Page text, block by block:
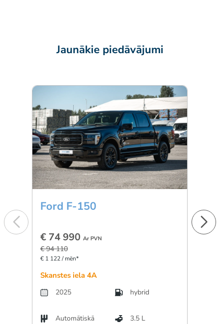
Jaunākie piedāvājumi
Ford F-150
€ 74 990Ar PVN
€ 94 110
€ 1 122 / mēn*
Skanstes iela 4A
2025 hybrid
Automātiskā 3.5 L
€